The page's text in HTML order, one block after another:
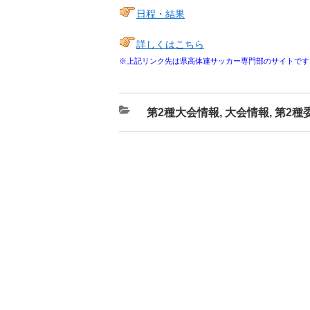
日程・結果
詳しくはこちら
※上記リンク先は県高体連サッカー専門部のサイトです
カ
テ
第2種大会情報, 大会情報, 第2種